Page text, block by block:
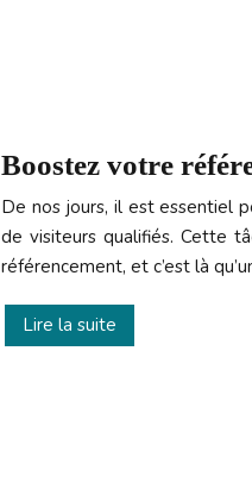
Boostez votre
De nos jours, il est essentiel
de visiteurs qualifiés. Cette
référencement, et c’est là
Lire la suite